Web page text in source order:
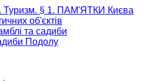
§ 1. ПАМ'ЯТКИ Києва
об'єктів
та садиби
Подолу